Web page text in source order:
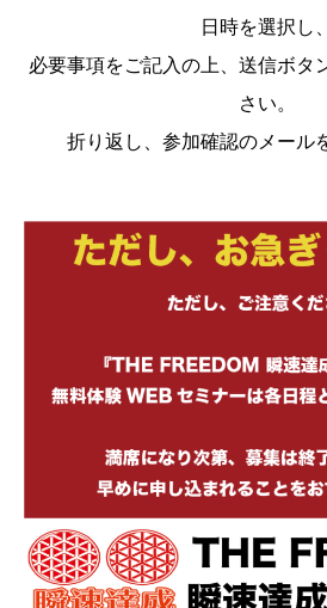
日時を選択し、
必要事項をご記入の上、送信ボタ
さい。
折り返し、参加確認のメール